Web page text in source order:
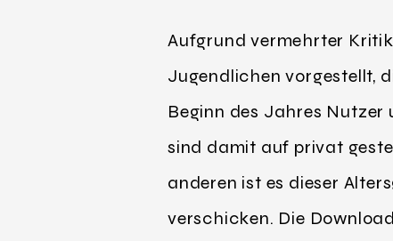
Aufgrund vermehrter
Jugendlichen vorgestellt,
Beginn des Jahres
sind damit auf privat
anderen ist es dieser
verschicken. Die